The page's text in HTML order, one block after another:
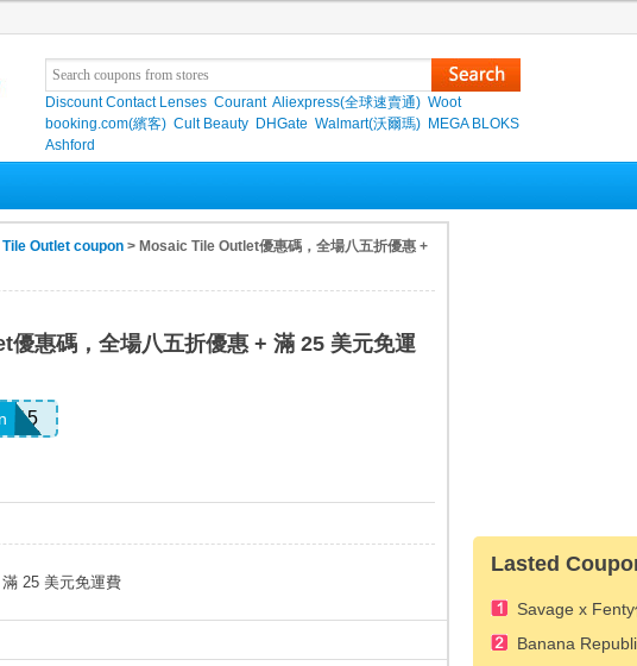
Discount Contact Lenses Courant Aliexpress(全球速賣通) Woot
booking.com(繽客) Cult Beauty DHGate Walmart(沃爾瑪) MEGA BLOKS
Ashford
Tile Outlet coupon > Mosaic Tile Outlet優惠碼，全場八五折優惠 +
惠碼，全場八五折優惠 + 滿 25 美元免運
25 美元免運費
Lasted
Savage x
15% 折扣
Banana